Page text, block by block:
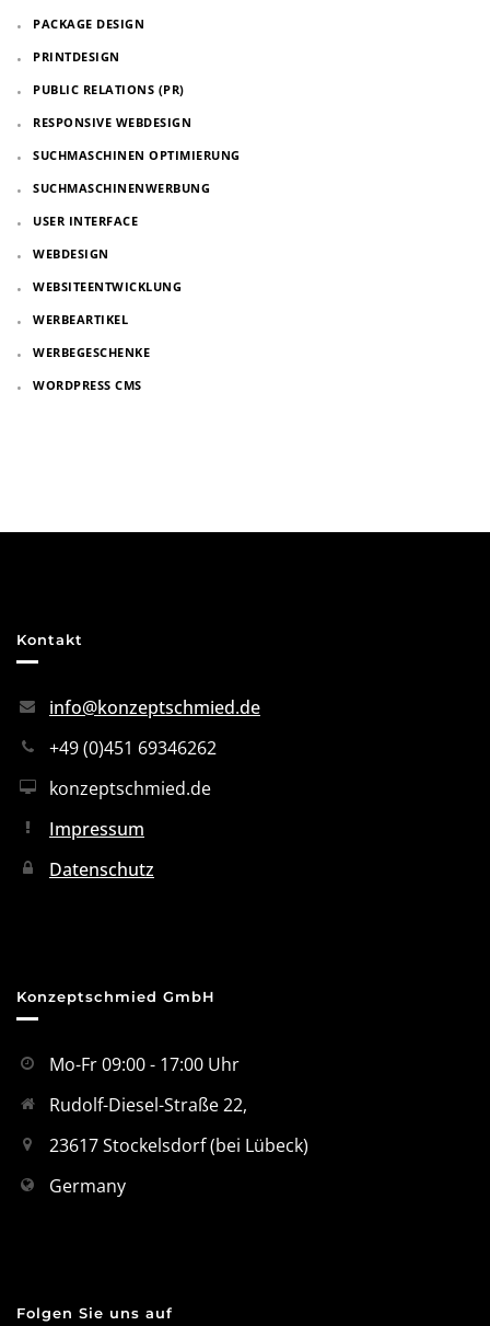
PACKAGE DESIGN
PRINTDESIGN
PUBLIC RELATIONS (PR)
RESPONSIVE WEBDESIGN
SUCHMASCHINEN OPTIMIERUNG
SUCHMASCHINENWERBUNG
USER INTERFACE
WEBDESIGN
WEBSITEENTWICKLUNG
WERBEARTIKEL
WERBEGESCHENKE
WORDPRESS CMS
Kontakt
info@konzeptschmied.de
+49 (0)451 69346262
konzeptschmied.de
Impressum
Datenschutz
Konzeptschmied GmbH
Mo-Fr 09:00 - 17:00 Uhr
Rudolf-Diesel-Straße 22,
23617 Stockelsdorf (bei Lübeck)
Germany
Folgen Sie uns auf